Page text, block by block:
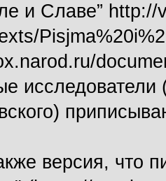
и Славе”
исследователи
версия, что